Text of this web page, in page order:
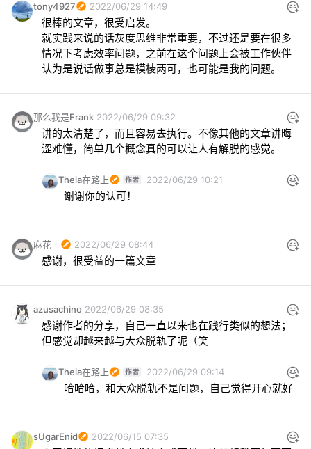
tony4927 2022/06/29 14:49
很棒的文章，很受启发。
就实践来说的话灰度思维非常重要，不过还是要在很多
情况下考虑效率问题，之前在这个问题上会被工作伙伴
认为是说话做事总是模棱两可，也可能是我的问题。
那么我是Frank 2022/06/29 09:32
讲的太清楚了，而且容易去执行。不像其他的文章讲晦
涩难懂，简单几个概念真的可以让人有解脱的感觉。
Theia在路上 2022/06/29 10:21
谢谢你的认可！
麻花十 2022/06/29 08:44
感谢，很受益的一篇文章
azusachino 2022/06/29 08:35
感谢作者的分享，自己一直以来也在践行类似的想法；
但感觉却越来越与大众脱轨了呢（笑
Theia在路上 2022/06/29 09:14
哈哈哈，和大众脱轨不是问题，自己觉得开心就好
sUgarEnid 2022/06/15 07:35